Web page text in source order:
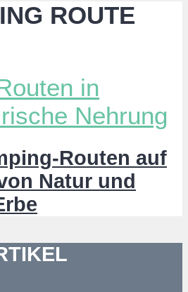
ROUTE
Routen auf
Natur und